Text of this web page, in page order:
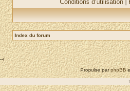
Conditions d’utilisation
Index du forum
--/
Propulse parphpBB